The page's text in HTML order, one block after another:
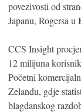
povezivosti od
Japanu, Rogersa
CCS Insight
12 milijuna
Početni
Zelandu, gdje
blagdanskog